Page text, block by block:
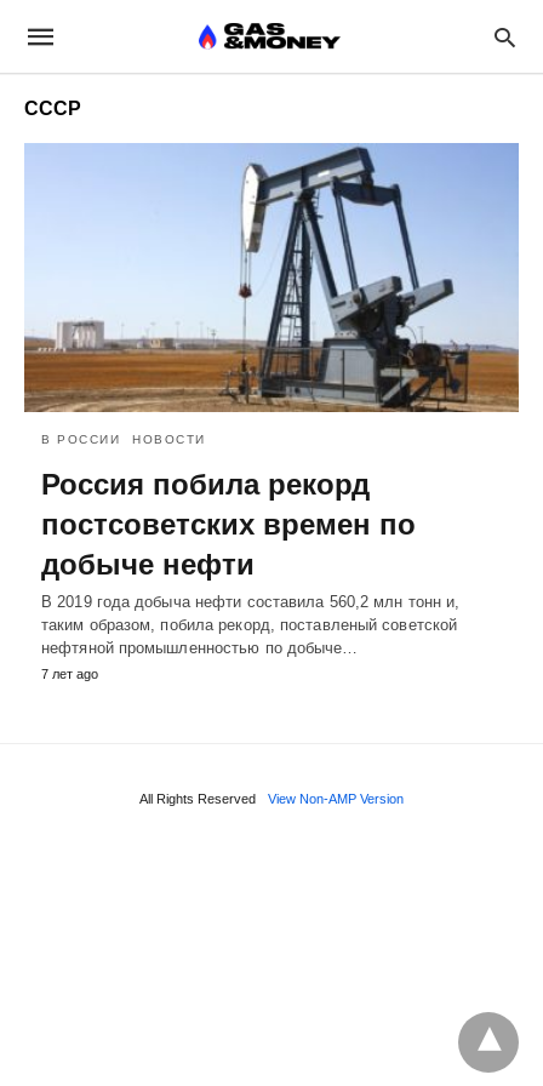
СССР
В РОССИИ НОВОСТИ
Россия побила рекорд
постсоветских времен по
добыче нефти
В 2019 года добыча нефти составила 560,2 млн тонн и,
таким образом, побила рекорд, поставленый советской
нефтяной промышленностью по добыче…
7 лет ago
All Rights Reserved View Non-AMP Version